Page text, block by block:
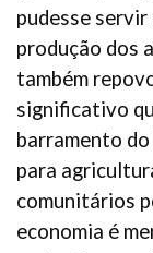
pudesse
produção dos
também
significativo
barramento
para
comunitários
economia é